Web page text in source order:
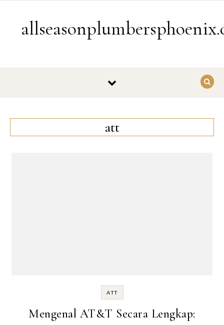
att
ATT
Mengenal AT&T Secara Lengkap: